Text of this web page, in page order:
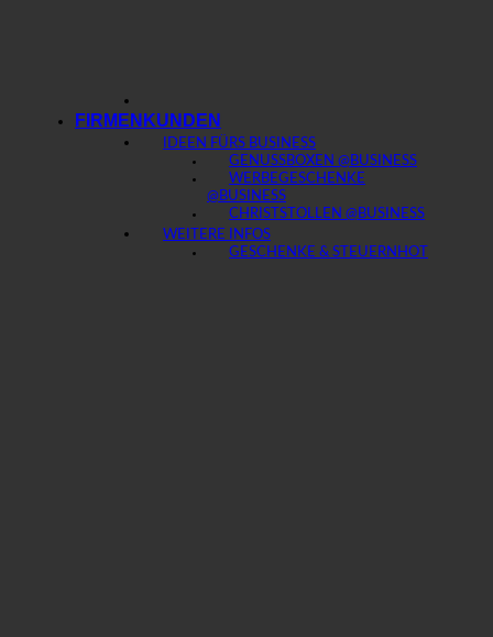
FIRMENKUNDEN
IDEEN FÜRS BUSINESS
GENUSSBOXEN @BUSINESS
WERBEGESCHENKE
@BUSINESS
CHRISTSTOLLEN @BUSINESS
WEITERE INFOS
GESCHENKE & STEUERN